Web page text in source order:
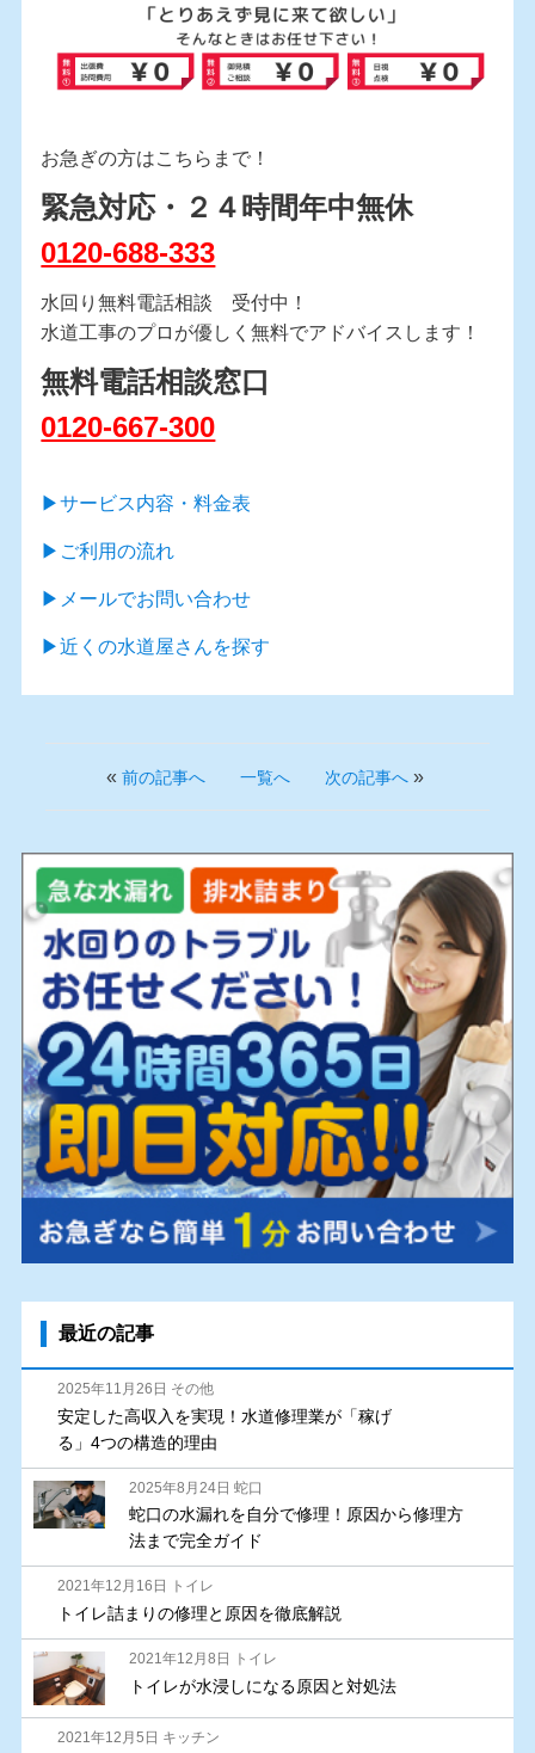
お急ぎの方はこちらまで！
緊急対応・２４時間年中無休
0120-688-333
水回り無料電話相談 受付中！
水道工事のプロが優しく無料でアドバイスします！
無料電話相談窓口
0120-667-300
▶︎サービス内容・料金表
▶︎ご利用の流れ
▶︎メールでお問い合わせ
▶︎近くの水道屋さんを探す
« 前の記事へ 一覧へ 次の記事へ »
最近の記事
2025年11月26日 その他
安定した高収入を実現！水道修理業が「稼げ
る」4つの構造的理由
2025年8月24日 蛇口
蛇口の水漏れを自分で修理！原因から修理方
法まで完全ガイド
2021年12月16日 トイレ
トイレ詰まりの修理と原因を徹底解説
2021年12月8日 トイレ
トイレが水浸しになる原因と対処法
2021年12月5日 キッチン